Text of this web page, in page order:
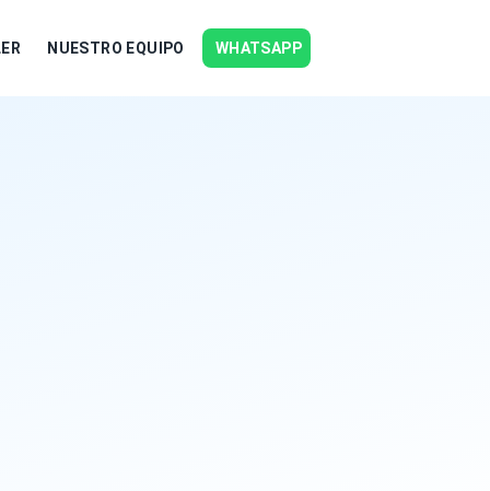
NUESTRO EQUIPO WHATSAPP